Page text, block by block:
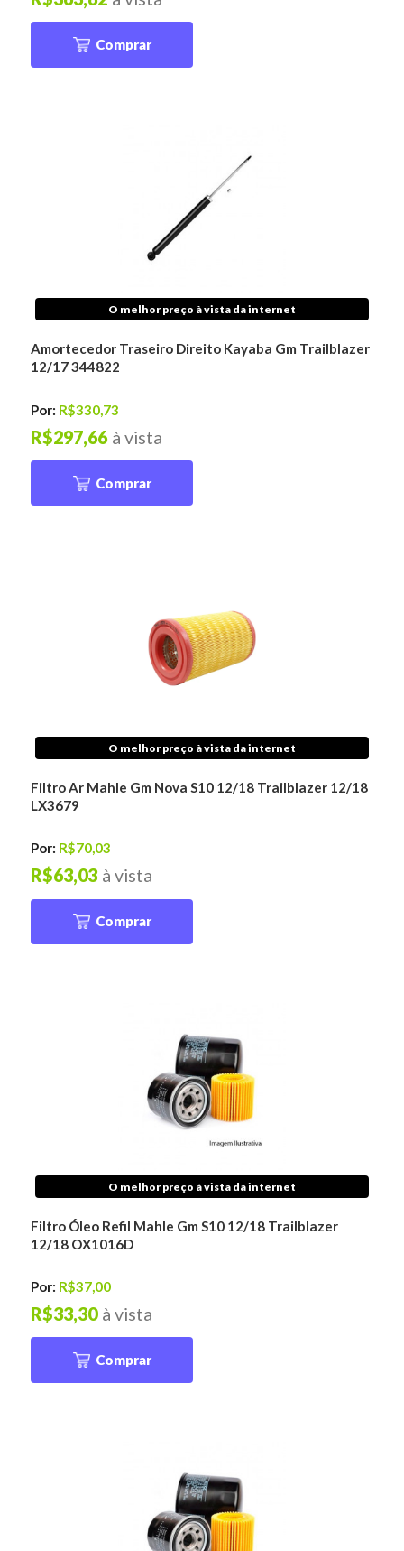
Comprar
O melhor preço à vista da internet
Amortecedor Traseiro Direito Kayaba Gm Trailblazer
12/17 344822
Por: R$330,73
à vista
R$297,66
Comprar
O melhor preço à vista da internet
Filtro Ar Mahle Gm Nova S10 12/18 Trailblazer 12/18
LX3679
Por: R$70,03
à vista
R$63,03
Comprar
O melhor preço à vista da internet
Filtro Óleo Refil Mahle Gm S10 12/18 Trailblazer
12/18 OX1016D
Por: R$37,00
à vista
R$33,30
Comprar